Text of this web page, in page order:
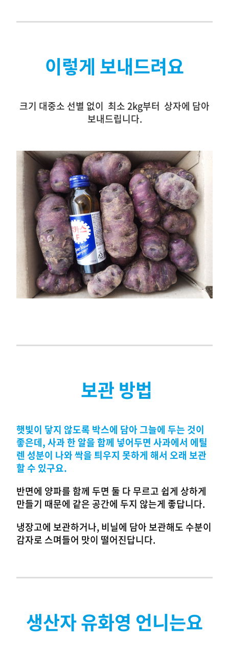
이렇게 보내드려요
크기 대중소 선별 없이 최소 2kg부터 상자에 담아
보내드립니다.
보관 방법
햇빛이 닿지 않도록 박스에 담아 그늘에 두는 것이
좋은데, 사과 한 알을 함께 넣어두면 사과에서 에틸
렌 성분이 나와 싹을 틔우지 못하게 해서 오래 보관
할 수 있구요.
반면에 양파를 함께 두면 둘 다 무르고 쉽게 상하게
만들기 때문에 같은 공간에 두지 않는게 좋답니다.
냉장고에 보관하거나, 비닐에 담아 보관해도 수분이
감자로 스며들어 맛이 떨어진답니다.
생산자 유화영 언니는요